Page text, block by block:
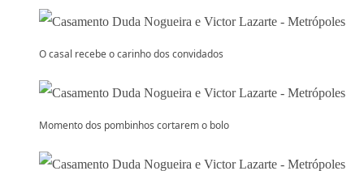
O casal recebe o carinho dos convidados
Momento dos pombinhos cortarem o bolo